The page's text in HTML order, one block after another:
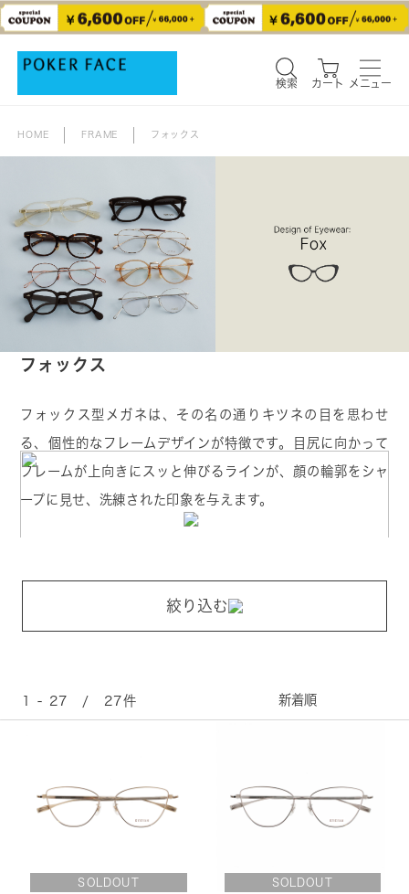
検索 カート メニュー
HOME FRAME フォックス
フォックス
フォックス型メガネは、その名の通りキツネの目を思わせ
る、個性的なフレームデザインが特徴です。目尻に向かって
フレームが上向きにスッと伸びるラインが、顔の輪郭をシャ
ープに見せ、洗練された印象を与えます。
絞り込む
1 - 27 / 27件